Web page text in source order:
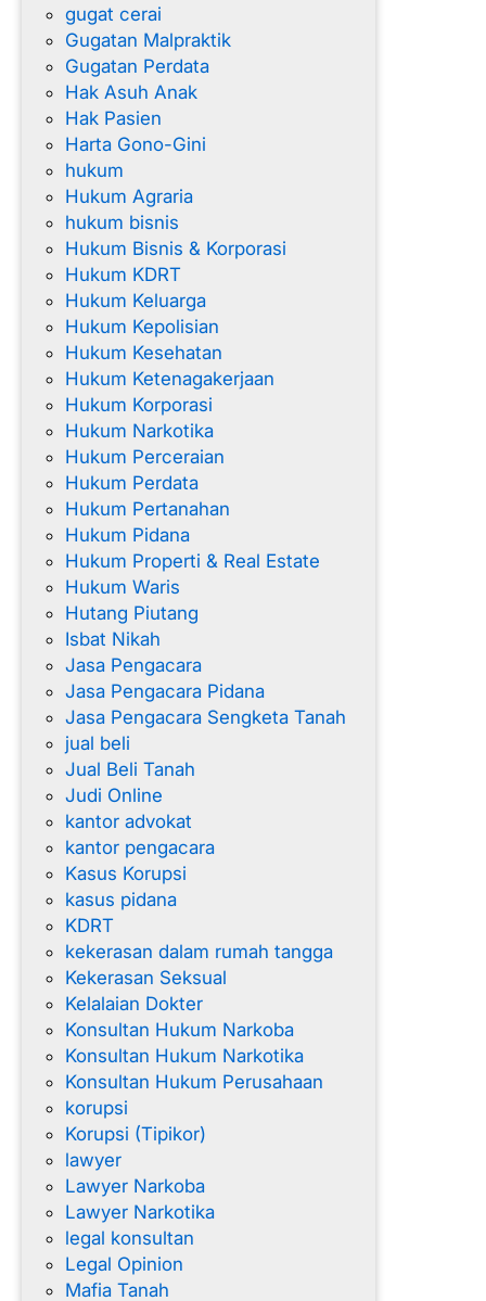
gugat cerai
Gugatan Malpraktik
Gugatan Perdata
Hak Asuh Anak
Hak Pasien
Harta Gono-Gini
hukum
Hukum Agraria
hukum bisnis
Hukum Bisnis & Korporasi
Hukum KDRT
Hukum Keluarga
Hukum Kepolisian
Hukum Kesehatan
Hukum Ketenagakerjaan
Hukum Korporasi
Hukum Narkotika
Hukum Perceraian
Hukum Perdata
Hukum Pertanahan
Hukum Pidana
Hukum Properti & Real Estate
Hukum Waris
Hutang Piutang
Isbat Nikah
Jasa Pengacara
Jasa Pengacara Pidana
Jasa Pengacara Sengketa Tanah
jual beli
Jual Beli Tanah
Judi Online
kantor advokat
kantor pengacara
Kasus Korupsi
kasus pidana
KDRT
kekerasan dalam rumah tangga
Kekerasan Seksual
Kelalaian Dokter
Konsultan Hukum Narkoba
Konsultan Hukum Narkotika
Konsultan Hukum Perusahaan
korupsi
Korupsi (Tipikor)
lawyer
Lawyer Narkoba
Lawyer Narkotika
legal konsultan
Legal Opinion
Mafia Tanah